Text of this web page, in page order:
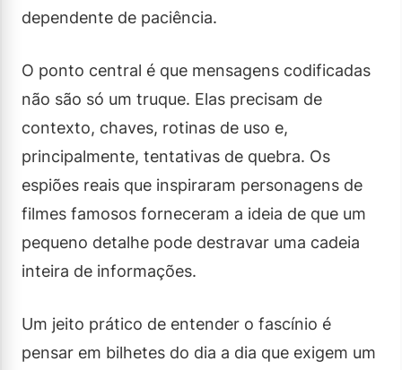
dependente de paciência.
O ponto central é que mensagens codificadas
não são só um truque. Elas precisam de
contexto, chaves, rotinas de uso e,
principalmente, tentativas de quebra. Os
espiões reais que inspiraram personagens de
filmes famosos forneceram a ideia de que um
pequeno detalhe pode destravar uma cadeia
inteira de informações.
Um jeito prático de entender o fascínio é
pensar em bilhetes do dia a dia que exigem um